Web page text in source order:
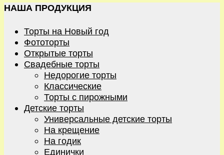
НАША ПРОДУКЦИЯ
Торты на Новый год
Фототорты
Открытые торты
Свадебные торты
Недорогие торты
Классические
Торты с пирожными
Детские торты
Универсальные детские торты
На крещение
На годик
Единички